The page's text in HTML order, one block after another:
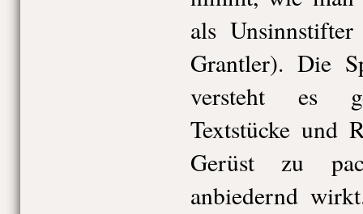
als
Grantler). Die
versteht es
Textstücke und
Gerüst zu
anbiedernd